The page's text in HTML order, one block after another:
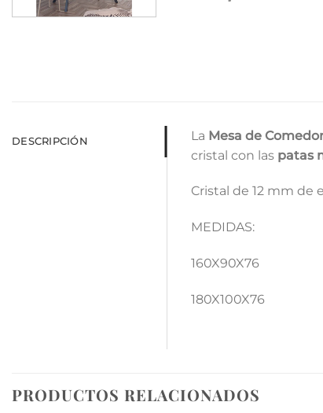
DESCRIPCIÓN La Mesa de
cristal con las patas
Cristal de 12 mm de
MEDIDAS:
160X90X76
180X100X76
PRODUCTOS RELACIONADOS